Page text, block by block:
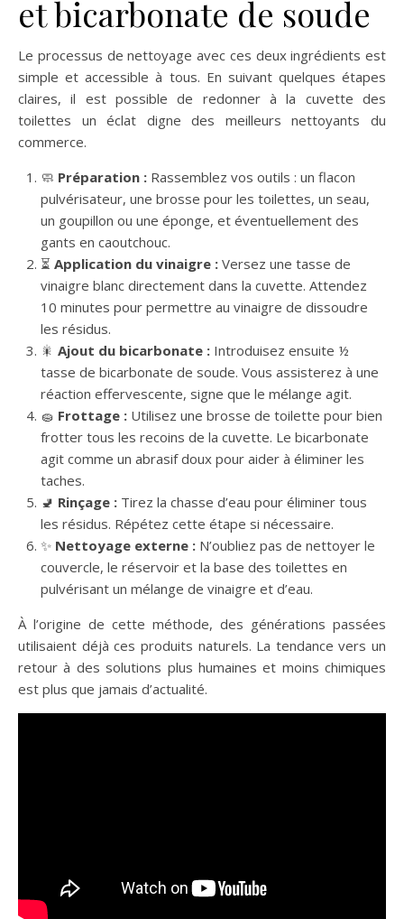
et bicarbonate de soude
Le processus de nettoyage avec ces deux ingrédients est
simple et accessible à tous. En suivant quelques étapes
claires, il est possible de redonner à la cuvette des
toilettes un éclat digne des meilleurs nettoyants du
commerce.
🧼 Préparation : Rassemblez vos outils : un flacon
pulvérisateur, une brosse pour les toilettes, un seau,
un goupillon ou une éponge, et éventuellement des
gants en caoutchouc.
⏳ Application du vinaigre : Versez une tasse de
vinaigre blanc directement dans la cuvette. Attendez
10 minutes pour permettre au vinaigre de dissoudre
les résidus.
🎇 Ajout du bicarbonate : Introduisez ensuite ½
tasse de bicarbonate de soude. Vous assisterez à une
réaction effervescente, signe que le mélange agit.
🧽 Frottage : Utilisez une brosse de toilette pour bien
frotter tous les recoins de la cuvette. Le bicarbonate
agit comme un abrasif doux pour aider à éliminer les
taches.
🚽 Rinçage : Tirez la chasse d’eau pour éliminer tous
les résidus. Répétez cette étape si nécessaire.
✨ Nettoyage externe : N’oubliez pas de nettoyer le
couvercle, le réservoir et la base des toilettes en
pulvérisant un mélange de vinaigre et d’eau.
À l’origine de cette méthode, des générations passées
utilisaient déjà ces produits naturels. La tendance vers un
retour à des solutions plus humaines et moins chimiques
est plus que jamais d’actualité.